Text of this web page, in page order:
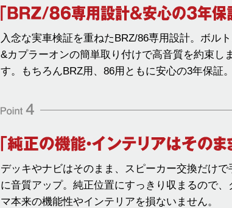
入念な実車検証を重ねたBRZ/86専用設計。ボル
&カプラーオンの簡単取り付けで高音質を約束しま
す。もちろんBRZ用、86用ともに安心の3年保証。
デッキやナビはそのまま、スピーカー交換だけで
に音質アップ。純正位置にすっきり収まるので、
マ本来の機能性やインテリアを損ないません。